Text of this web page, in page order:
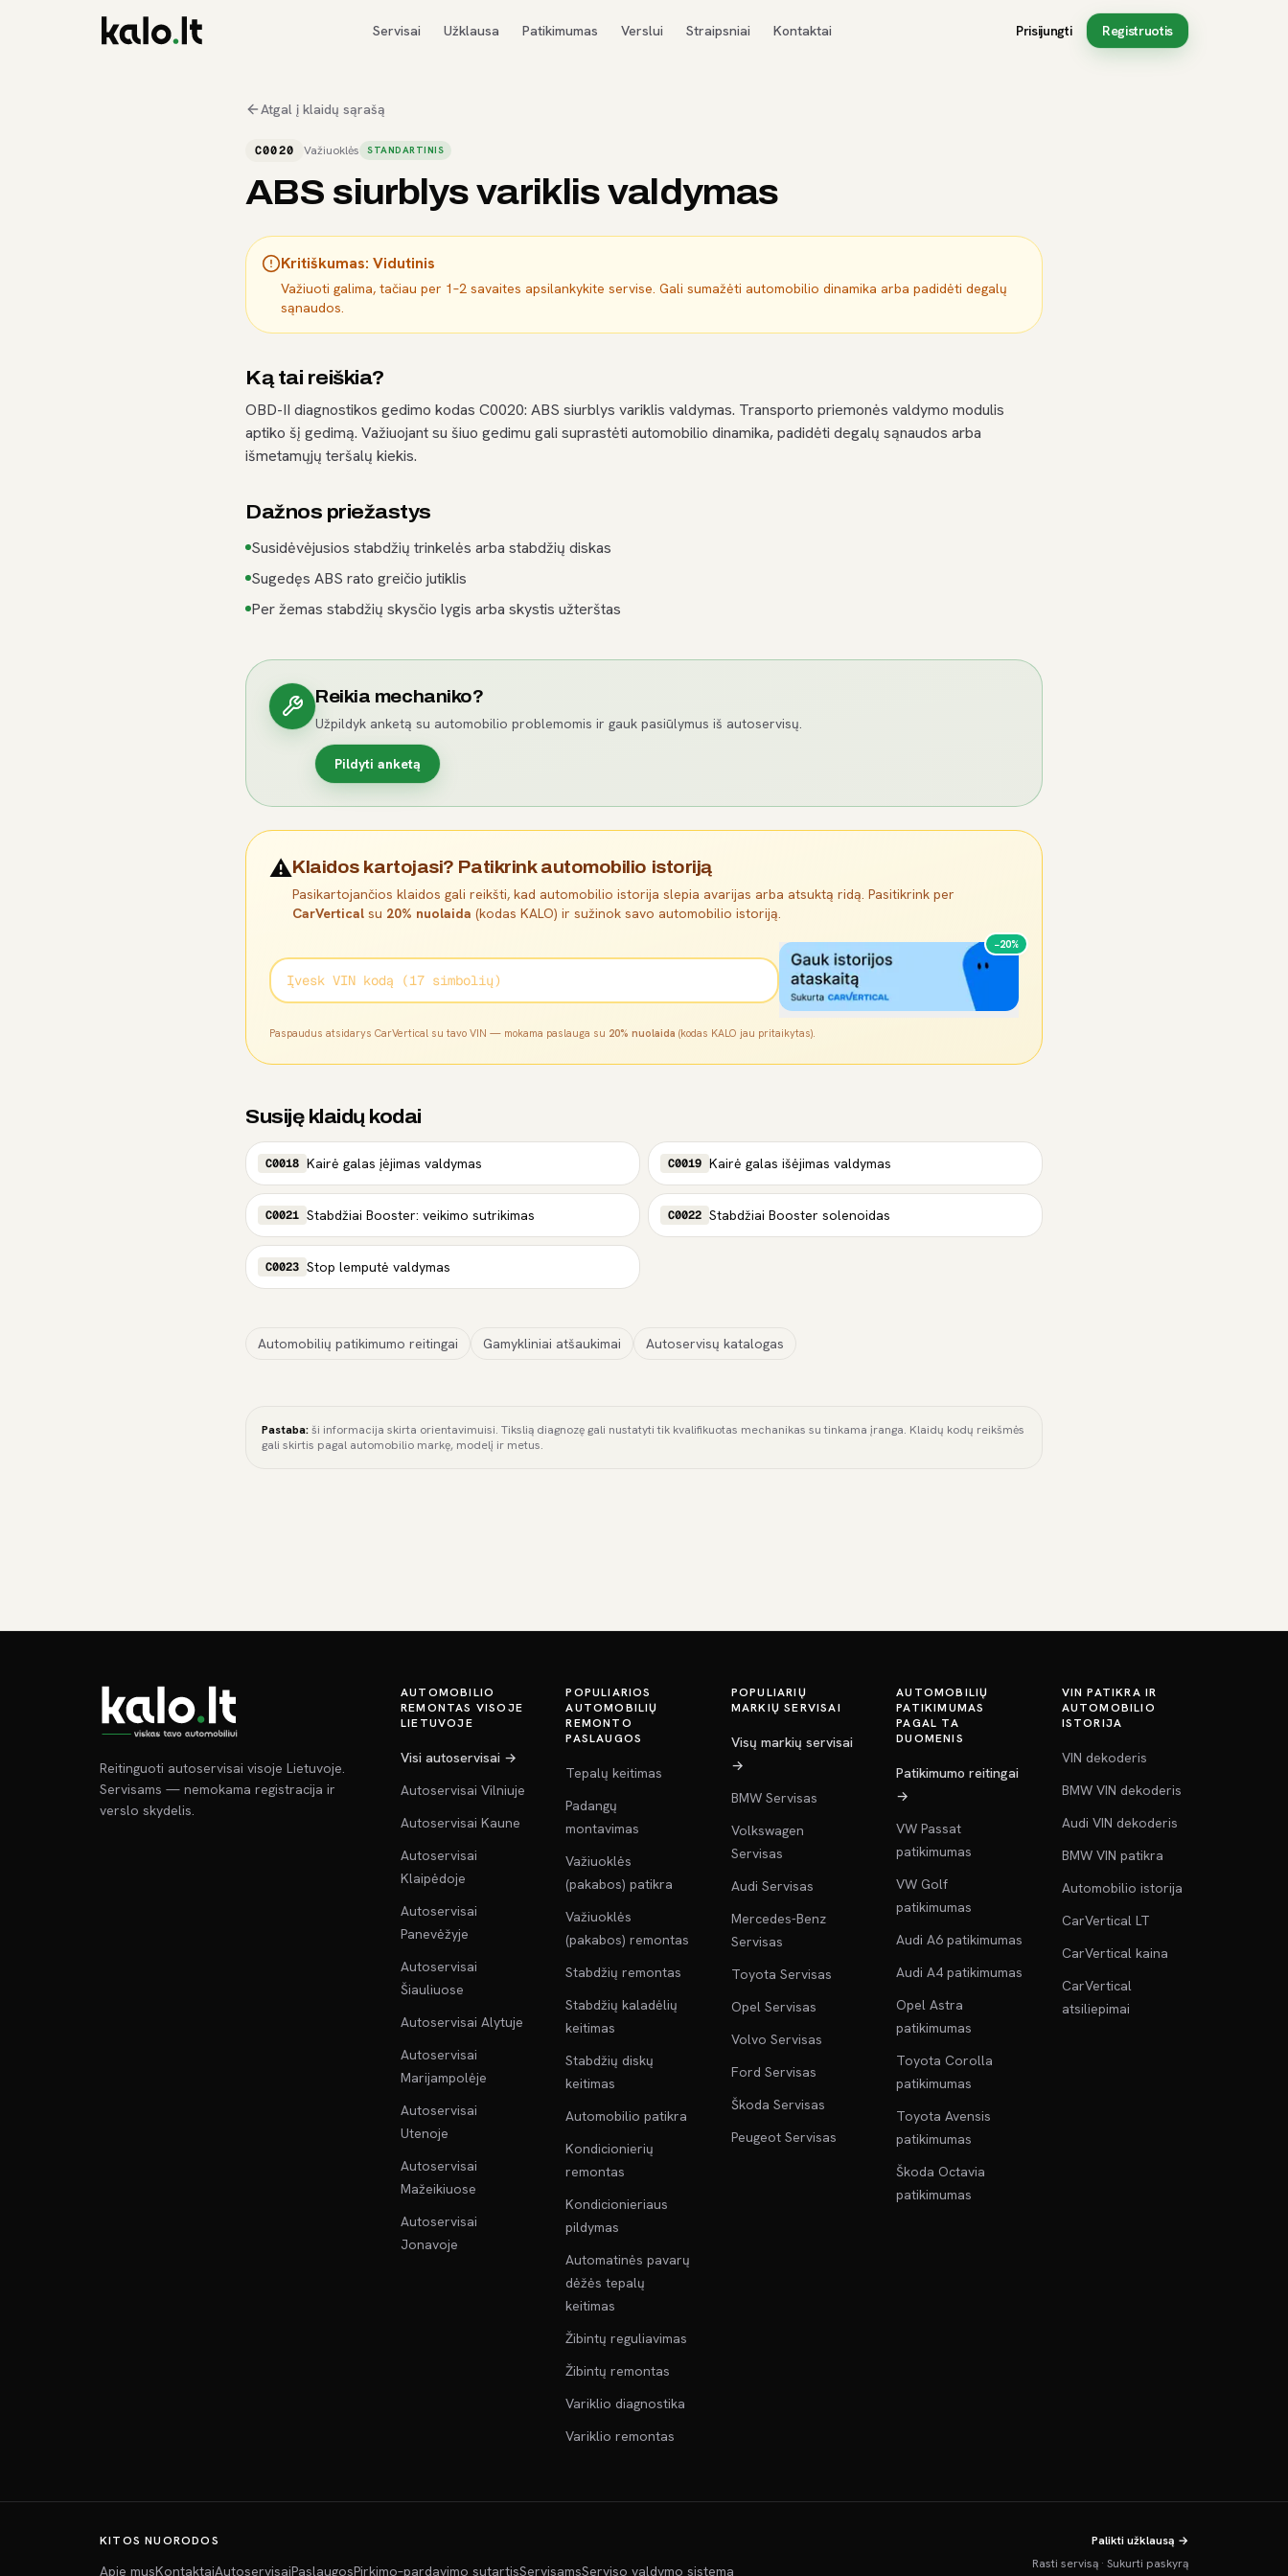
Servisai Užklausa Patikimumas Verslui Straipsniai Kontaktai Prisijungti Registruotis
Atgal į klaidų sąrašą
C0020 Važiuoklės STANDARTINIS
ABS siurblys variklis valdymas
Kritiškumas: Vidutinis
Važiuoti galima, tačiau per 1–2 savaites apsilankykite servise. Gali sumažėti automobilio dinamika arba padidėti degalų
sąnaudos.
Ką tai reiškia?
OBD-II diagnostikos gedimo kodas C0020: ABS siurblys variklis valdymas. Transporto priemonės valdymo modulis
aptiko šį gedimą. Važiuojant su šiuo gedimu gali suprastėti automobilio dinamika, padidėti degalų sąnaudos arba
išmetamųjų teršalų kiekis.
Dažnos priežastys
Susidėvėjusios stabdžių trinkelės arba stabdžių diskas
Sugedęs ABS rato greičio jutiklis
Per žemas stabdžių skysčio lygis arba skystis užterštas
Reikia mechaniko?
Užpildyk anketą su automobilio problemomis ir gauk pasiūlymus iš autoservisų.
Pildyti anketą
⚠️Klaidos kartojasi? Patikrink automobilio istoriją
Pasikartojančios klaidos gali reikšti, kad automobilio istorija slepia avarijas arba atsuktą ridą. Pasitikrink per
CarVertical su 20% nuolaida (kodas KALO) ir sužinok savo automobilio istoriją.
−20%
Paspaudus atsidarys CarVertical su tavo VIN — mokama paslauga su 20% nuolaida (kodas KALO jau pritaikytas).
Susiję klaidų kodai
C0018 Kairė galas įėjimas valdymas C0019 Kairė galas išėjimas valdymas
C0021 Stabdžiai Booster: veikimo sutrikimas C0022 Stabdžiai Booster solenoidas
C0023 Stop lemputė valdymas
Automobilių patikimumo reitingai Gamykliniai atšaukimai Autoservisų katalogas
Pastaba:ši informacija skirta orientavimuisi. Tikslią diagnozę gali nustatyti tik kvalifikuotas mechanikas su tinkama įranga. Klaidų kodų reikšmės
gali skirtis pagal automobilio markę, modelį ir metus.
Reitinguoti autoservisai visoje Lietuvoje.
Servisams — nemokama registracija ir
verslo skydelis.
AUTOMOBILIO
REMONTAS VISOJE
LIETUVOJE
Visi autoservisai →
Autoservisai Vilniuje
Autoservisai Kaune
Autoservisai
Klaipėdoje
Autoservisai
Panevėžyje
Autoservisai
Šiauliuose
Autoservisai Alytuje
Autoservisai
Marijampolėje
Autoservisai
Utenoje
Autoservisai
Mažeikiuose
Autoservisai
Jonavoje
POPULIARIOS
AUTOMOBILIŲ
REMONTO
PASLAUGOS
Tepalų keitimas
Padangų
montavimas
Važiuoklės
(pakabos) patikra
Važiuoklės
(pakabos) remontas
Stabdžių remontas
Stabdžių kaladėlių
keitimas
Stabdžių diskų
keitimas
Automobilio patikra
Kondicionierių
remontas
Kondicionieriaus
pildymas
Automatinės pavarų
dėžės tepalų
keitimas
Žibintų reguliavimas
Žibintų remontas
Variklio diagnostika
Variklio remontas
POPULIARIŲ
MARKIŲ SERVISAI
Visų markių servisai
→
BMW Servisas
Volkswagen
Servisas
Audi Servisas
Mercedes-Benz
Servisas
Toyota Servisas
Opel Servisas
Volvo Servisas
Ford Servisas
Škoda Servisas
Peugeot Servisas
AUTOMOBILIŲ
PATIKIMUMAS
PAGAL TA
DUOMENIS
Patikimumo reitingai
→
VW Passat
patikimumas
VW Golf
patikimumas
Audi A6 patikimumas
Audi A4 patikimumas
Opel Astra
patikimumas
Toyota Corolla
patikimumas
Toyota Avensis
patikimumas
Škoda Octavia
patikimumas
VIN PATIKRA IR
AUTOMOBILIO
ISTORIJA
VIN dekoderis
BMW VIN dekoderis
Audi VIN dekoderis
BMW VIN patikra
Automobilio istorija
CarVertical LT
CarVertical kaina
CarVertical
atsiliepimai
KITOS NUORODOS
Apie musKontaktaiAutoservisaiPaslaugosPirkimo–pardavimo sutartisServisamsServiso valdymo sistema
Palikti užklausą →
Rasti servisą· Sukurti paskyrą